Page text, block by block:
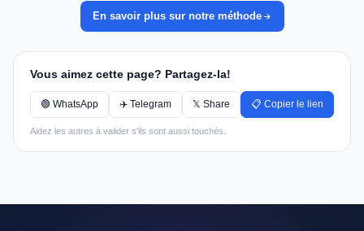
En savoir plus sur notre méthode
Vous aimez cette page? Partagez-la!
🟢 WhatsApp ✈️ Telegram 𝕏 Share 📋 Copier le lien
Aidez les autres à valider s'ils sont aussi touchés.